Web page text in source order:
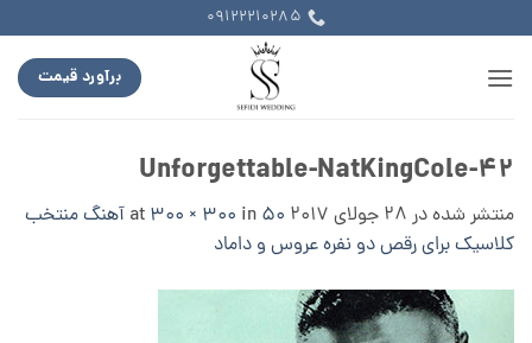
to
content
09122210285
برآورد قیمت
۴۲-Unforgettable-NatKingCole
منتشر شده در 28 جولای 2017 300 × 300 in
۵۰ آهنگ منتخب
کلاسیک برای رقص دو نفره عروس و داماد